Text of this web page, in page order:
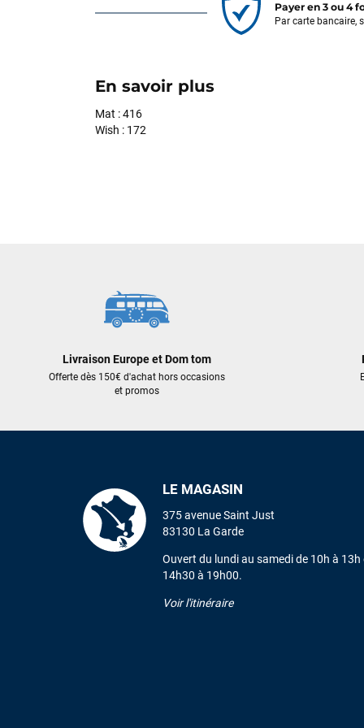
Payer en 3 ou 4
Par carte bancaire,
En savoir plus
Mat : 416
Wish : 172
Livraison Europe et Dom tom
Offerte dès 150€ d'achat hors occasions
et promos
LE MAGASIN
375 avenue Saint Just
83130 La Garde
Ouvert du lundi au samedi de 10h à 13h
14h30 à 19h00.
Voir l'itinéraire